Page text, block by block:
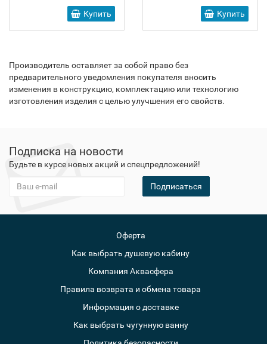
Купить Купить
Производитель оставляет за собой право без
предварительного уведомления покупателя вносить
изменения в конструкцию, комплектацию или технологию
изготовления изделия с целью улучшения его свойств.
Подписка на новости
Будьте в курсе новых акций и спецпредложений!
Подписаться
Оферта
Как выбрать душевую кабину
Компания Аквасфера
Правила возврата и обмена товара
Информация о доставке
Как выбрать чугунную ванну